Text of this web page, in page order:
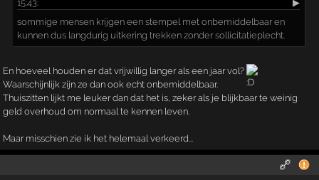
15:43:
▶
sommige mensen krijgen een stempel met onbemiddelbaar en
kunnen dus langdurig uitkering trekken zonder sollicitatieplecht.
En hoeveel houden er dat vrijwillig langer als een jaar vol?
Waarschijnlijk zijn ze dan ook echt onbemiddelbaar.
Thuiszitten lijkt me leuker dan dat het is, zeker als je blijkbaar te weinig
geld overhoud om normaal te kennen leven.
Maar misschien zie ik het helemaal verkeerd...